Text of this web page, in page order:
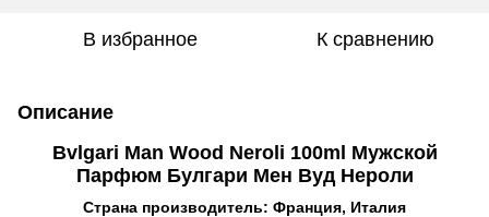
В избранное К сравнению
Описание
Bvlgari Man Wood Neroli 100ml Мужской
Парфюм Булгари Мен Вуд Нероли
Страна производитель: Франция, Италия